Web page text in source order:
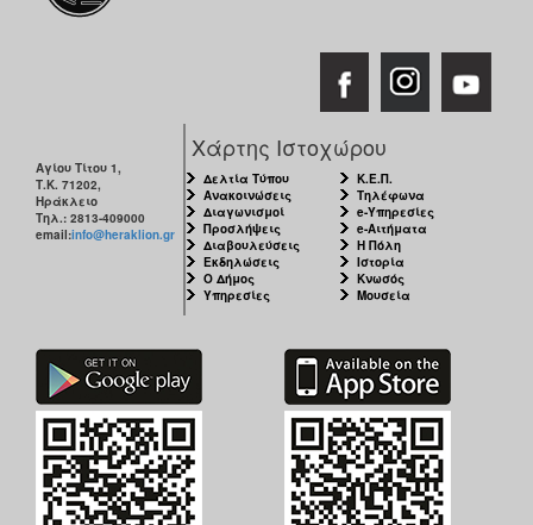
Αγίου Τίτου 1,
Τ.Κ. 71202,
Ηράκλειο
Τηλ.: 2813-409000
email:info@heraklion.gr
Χάρτης Ιστοχώρου
Δελτία Τύπου
Ανακοινώσεις
Διαγωνισμοί
Προσλήψεις
Διαβουλεύσεις
Εκδηλώσεις
Ο Δήμος
Υπηρεσίες
Κ.Ε.Π.
Τηλέφωνα
e-Υπηρεσίες
e-Αιτήματα
Η Πόλη
Ιστορία
Κνωσός
Μουσεία